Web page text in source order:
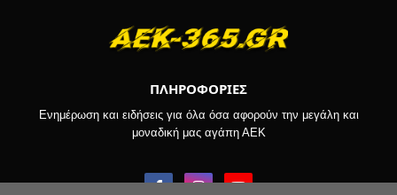
ΠΛΗΡΟΦΟΡΙΕΣ
Ενημέρωση και ειδήσεις για όλα όσα αφορούν την μεγάλη και
μοναδική μας αγάπη ΑΕΚ